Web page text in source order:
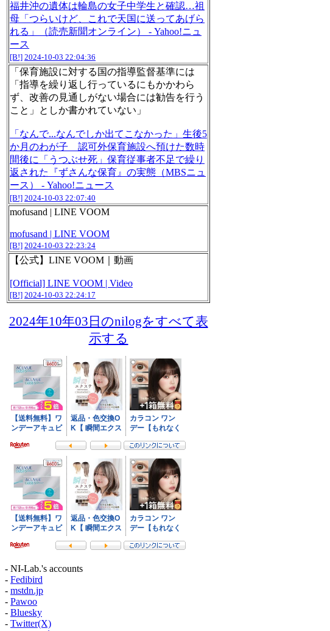
福井沖の遺体は輪島の女子中学生と確認…祖
母「つらいけど、これで天国に送ってあげら
れる」（読売新聞オンライン） - Yahoo!ニュ
ース
[B!] 2024-10-03 22:04:36
「保育施設に対する国の指導監督基準には
「指導を繰り返し行っているにもかかわら
ず、改善の見通しがない場合には勧告を行う
こと」としか書かれていない」
「なんで...なんでしか出てこなかった」生後5
か月のわが子 認可外保育施設へ預けた数時
間後に「うつぶせ死」保育従事者不足で繰り
返された『ずさんな保育』の実態（MBSニュ
ース） - Yahoo!ニュース
[B!] 2024-10-03 22:07:40
mofusand | LINE VOOM
mofusand | LINE VOOM
[B!] 2024-10-03 22:23:24
【公式】LINE VOOM｜動画
[Official] LINE VOOM | Video
[B!] 2024-10-03 22:24:17
2024年10年03日のnilogをすべて表
示する
- NI-Lab.'s accounts
- Fedibird
- mstdn.jp
- Pawoo
- Bluesky
- Twitter(X)